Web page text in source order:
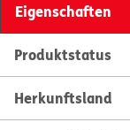
Eigenschaften
Produktstatus
Herkunftsland